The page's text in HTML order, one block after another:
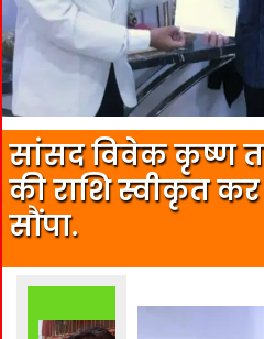
सांसद विवेक कृष्ण
की राशि स्वीकृत
सौंपा.